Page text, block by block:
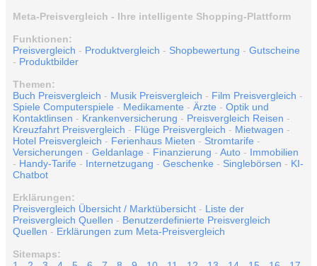
Meta-Preisvergleich - Ihre intelligente Shopping-Plattform
Funktionen:
Preisvergleich - Produktvergleich - Shopbewertung - Gutscheine
- Produktbilder
Themen:
Buch Preisvergleich - Musik Preisvergleich - Film Preisvergleich -
Spiele Computerspiele - Medikamente - Ärzte - Optik und
Kontaktlinsen - Krankenversicherung - Preisvergleich Reisen -
Kreuzfahrt Preisvergleich - Flüge Preisvergleich - Mietwagen -
Hotel Preisvergleich - Ferienhaus Mieten - Stromtarife -
Versicherungen - Geldanlage - Finanzierung - Auto - Immobilien
- Handy-Tarife - Internetzugang - Geschenke - Singlebörsen - KI-
Chatbot
Erklärungen:
Preisvergleich Übersicht / Marktübersicht - Liste der
Preisvergleich Quellen - Benutzerdefinierte Preisvergleich
Quellen - Erklärungen zum Meta-Preisvergleich
Sitemaps: